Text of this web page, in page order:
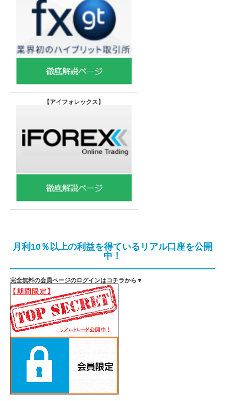
【アイフォレックス】
月利10％以上の利益を得ているリアル口座を公開
中！
完全無料の会員ページのログインはコチラから▼